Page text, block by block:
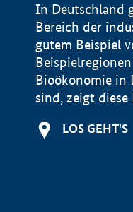
In Deutschland
Bereich der
gutem Beispiel
Bioökonomie in
sind, zeigt diese
LOS GEHT'S